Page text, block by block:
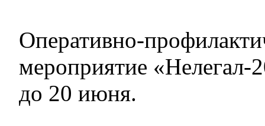
Оперативно-
мероприятие «Нелегал-
до 20 июня.